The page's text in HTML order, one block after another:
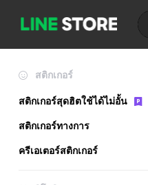
สติกเกอร์
สติกเกอร์สุดฮิตใช้ได้ไม่อั้น
สติกเกอร์ทางการ
ครีเอเตอร์สติกเกอร์